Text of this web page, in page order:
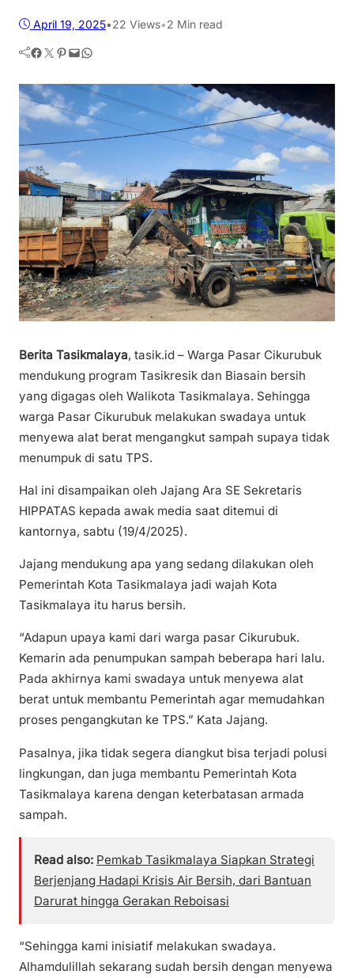
April 19, 2025•22 Views•2 Min read
Facebook Twitter Pinterest Mail WhatsApp
Berita Tasikmalaya, tasik.id – Warga Pasar Cikurubuk
mendukung program Tasikresik dan Biasain bersih
yang digagas oleh Walikota Tasikmalaya. Sehingga
warga Pasar Cikurubuk melakukan swadaya untuk
menyewa alat berat mengangkut sampah supaya tidak
menumpuk di satu TPS.
Hal ini disampaikan oleh Jajang Ara SE Sekretaris
HIPPATAS kepada awak media saat ditemui di
kantornya, sabtu (19/4/2025).
Jajang mendukung apa yang sedang dilakukan oleh
Pemerintah Kota Tasikmalaya jadi wajah Kota
Tasikmalaya itu harus bersih.
“Adapun upaya kami dari warga pasar Cikurubuk.
Kemarin ada penumpukan sampah beberapa hari lalu.
Pada akhirnya kami swadaya untuk menyewa alat
berat untuk membantu Pemerintah agar memudahkan
proses pengangkutan ke TPS.” Kata Jajang.
Pasalnya, jika tidak segera diangkut bisa terjadi polusi
lingkungan, dan juga membantu Pemerintah Kota
Tasikmalaya karena dengan keterbatasan armada
sampah.
Read also: Pemkab Tasikmalaya Siapkan Strategi
Berjenjang Hadapi Krisis Air Bersih, dari Bantuan
Darurat hingga Gerakan Reboisasi
“Sehingga kami inisiatif melakukan swadaya.
Alhamdulillah sekarang sudah bersih dengan menyewa